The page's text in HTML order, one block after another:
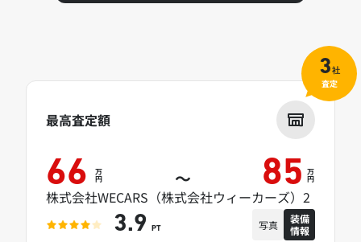
最高査定額
66 万
円 ～ 85 万
円
株式会社WECARS（株式会社ウィーカーズ）2
3.9 PT 写真
装備
情報
3社
査定